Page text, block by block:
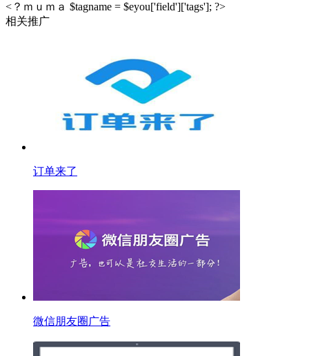
<？ｍｕｍａ $tagname = $eyou['field']['tags']; ?>
相关推广
订单来了
微信朋友圈广告